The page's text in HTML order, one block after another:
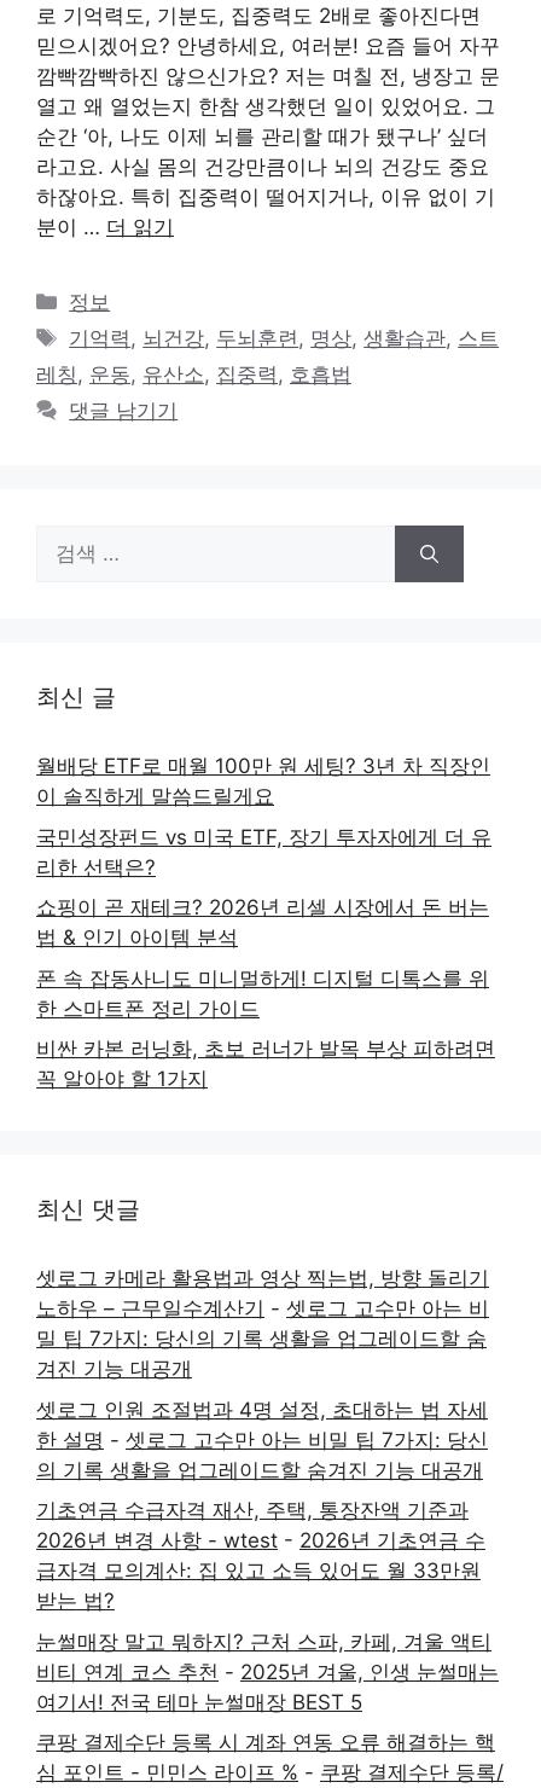
로 기억력도, 기분도, 집중력도 2배로 좋아진다면
믿으시겠어요? 안녕하세요, 여러분! 요즘 들어 자꾸
깜빡깜빡하진 않으신가요? 저는 며칠 전, 냉장고 문
열고 왜 열었는지 한참 생각했던 일이 있었어요. 그
순간 ‘아, 나도 이제 뇌를 관리할 때가 됐구나’ 싶더
라고요. 사실 몸의 건강만큼이나 뇌의 건강도 중요
하잖아요. 특히 집중력이 떨어지거나, 이유 없이 기
분이 … 더 읽기
카
테
리
정보
태
그
기억력, 뇌건강, 두뇌훈련, 명상,생활습관, 스트
레칭, 운동, 유산소, 집중력, 호흡법
댓글 남기기
색:
최신 글
월배당 ETF로 매월 100만 원 세팅? 3년 차 직장인
이 솔직하게 말씀드릴게요
국민성장펀드 vs 미국 ETF, 장기 투자자에게 더 유
리한 선택은?
쇼핑이 곧 재테크? 2026년 리셀 시장에서 돈 버는
법 & 인기 아이템 분석
폰 속 잡동사니도 미니멀하게! 디지털 디톡스를 위
한 스마트폰 정리 가이드
비싼 카본 러닝화, 초보 러너가 발목 부상 피하려면
꼭 알아야 할 1가지
최신 댓글
셋로그 카메라 활용법과 영상 찍는법, 방향 돌리기
노하우 – 근무일수계산기 - 셋로그 고수만 아는 비
밀 팁 7가지: 당신의 기록 생활을 업그레이드할 숨
겨진 기능 대공개
셋로그 인원 조절법과 4명 설정, 초대하는 법 자세
한 설명 - 셋로그 고수만 아는 비밀 팁 7가지: 당신
의 기록 생활을 업그레이드할 숨겨진 기능 대공개
기초연금 수급자격 재산, 주택, 통장잔액 기준과
2026년 변경 사항 - wtest - 2026년 기초연금 수
급자격 모의계산: 집 있고 소득 있어도 월 33만원
받는 법?
눈썰매장 말고 뭐하지? 근처 스파, 카페, 겨울 액티
비티 연계 코스 추천 - 2025년 겨울, 인생 눈썰매는
여기서! 전국 테마 눈썰매장 BEST 5
쿠팡 결제수단 등록 시 계좌 연동 오류 해결하는 핵
심 포인트 - 민민스 라이프 % - 쿠팡 결제수단 등록/